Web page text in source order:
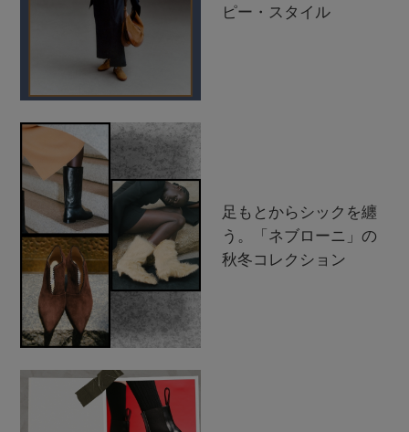
ピー・スタイル
足もとからシックを纏
う。「ネブローニ」の
秋冬コレクション